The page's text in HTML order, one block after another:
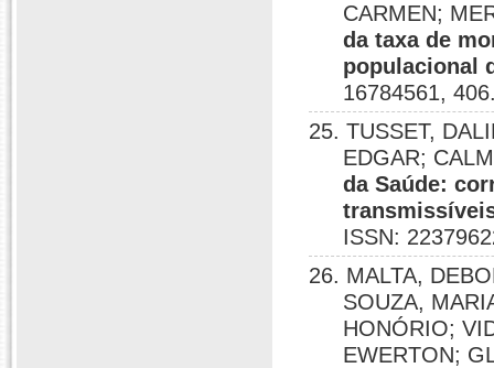
CARMEN;
da taxa de
populacional
16784561,
25. TUSSET,
EDGAR;
da Saúde:
ISSN:
26. MALTA,
SOUZA,
HONÓRIO;
EWERTON;